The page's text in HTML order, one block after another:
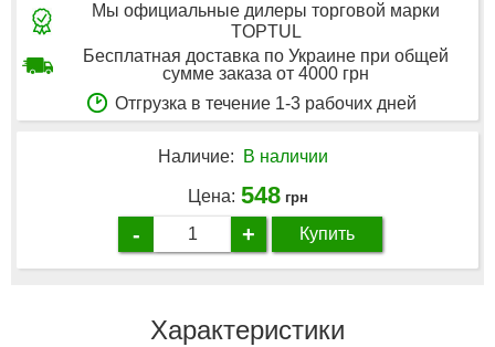
Мы официальные дилеры торговой марки
TOPTUL
Бесплатная доставка по Украине при общей
сумме заказа от 4000 грн
Отгрузка в течение 1-3 рабочих дней
Наличие: В наличии
Цена: 548 грн
- + Купить
Характеристики